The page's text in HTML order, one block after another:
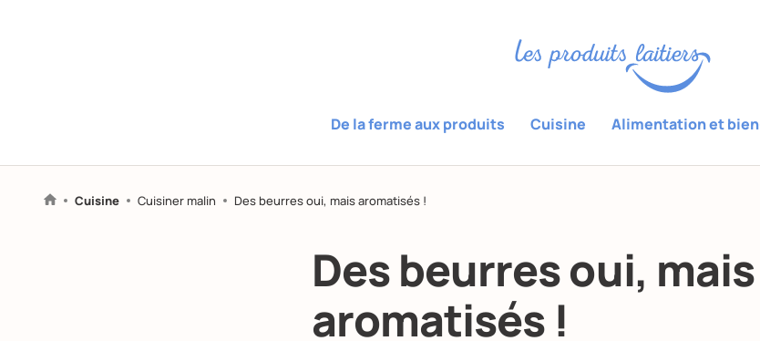
De la ferme aux produits Cuisine Alimentation et
Cuisine Cuisiner malin Des beurres oui, mais aromatisés !
Des beurres oui, mais
aromatisés !